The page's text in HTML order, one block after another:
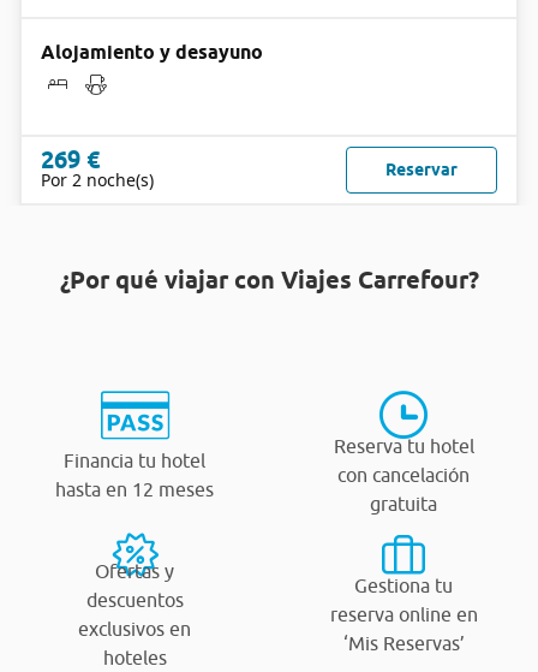
Alojamiento y desayuno
269 €
Por 2 noche(s) Reservar
¿Por qué viajar con Viajes Carrefour?
Financia tu hotel
hasta en 12 meses
Reserva tu hotel
con cancelación
gratuita
Ofertas y
descuentos
exclusivos en
hoteles
Gestiona tu
reserva online en
‘Mis Reservas’